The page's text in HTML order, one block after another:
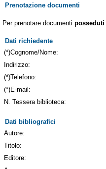
Prenotazione documenti
Per prenotare documenti posseduti
Dati richiedente
(*)Cognome/Nome:
Indirizzo:
(*)Telefono:
(*)E-mail:
N. Tessera biblioteca:
Dati bibliografici
Autore:
Titolo:
Editore: